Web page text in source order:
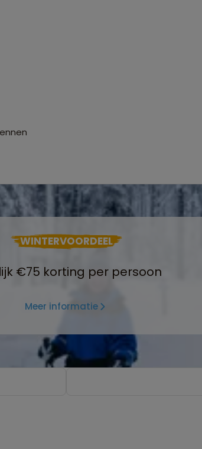
WINTERVOORDEEL
€75 korting per persoon
Meer informatie